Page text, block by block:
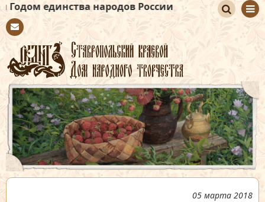
народов России
tact
иск
05 марта 2018